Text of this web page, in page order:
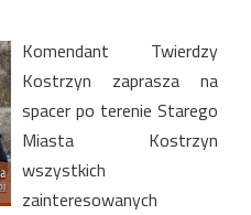
Komendant Twierdzy
Kostrzyn zaprasza na
spacer po terenie Starego
Miasta Kostrzyn
wszystkich
zainteresowanych